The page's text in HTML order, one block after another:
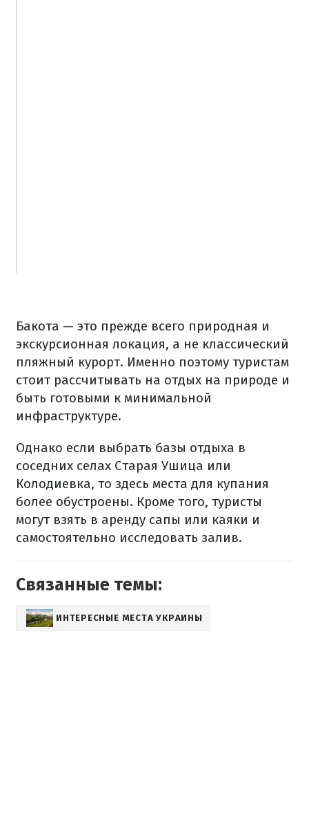
Бакота — это прежде всего природная и
экскурсионная локация, а не классический
пляжный курорт. Именно поэтому туристам
стоит рассчитывать на отдых на природе и
быть готовыми к минимальной
инфраструктуре.
Однако если выбрать базы отдыха в
соседних селах Старая Ушица или
Колодиевка, то здесь места для купания
более обустроены. Кроме того, туристы
могут взять в аренду сапы или каяки и
самостоятельно исследовать залив.
Связанные темы:
ИНТЕРЕСНЫЕ МЕСТА УКРАИНЫ